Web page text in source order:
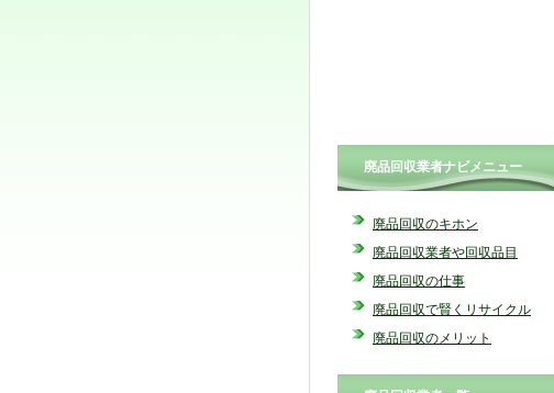
廃品回収業者ナビメニュー
廃品回収のキホン
廃品回収業者や回収品目
廃品回収の仕事
廃品回収で賢くリサイクル
廃品回収のメリット